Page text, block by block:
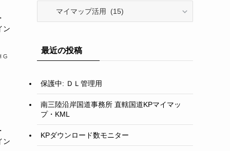
ン
G
ン
ー最近の投稿
保護中: ＤＬ管理用
南三陸沿岸国道事務所 直轄国道KPマイマッ
プ・KML
KPダウンロード数モニター